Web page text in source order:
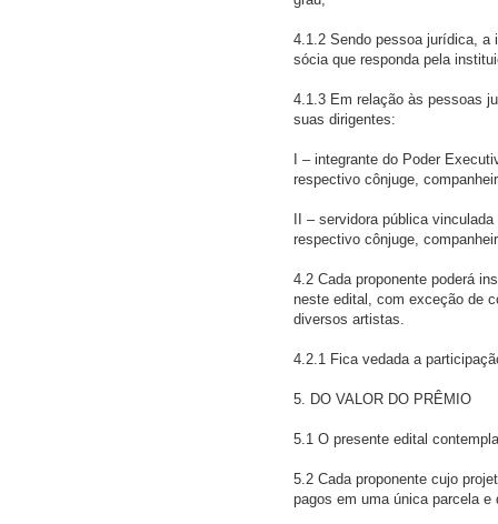
4.1.2 Sendo pessoa jurídica, a
sócia que responda pela
4.1.3 Em relação às pessoas
suas dirigentes:
I – integrante do Poder
respectivo cônjuge,
II – servidora pública
respectivo cônjuge,
4.2 Cada proponente poderá
neste edital, com exceção de
diversos artistas.
4.2.1 Fica vedada a
5. DO VALOR DO PRÊMIO
5.1 O presente edital
5.2 Cada proponente cujo
pagos em uma única parcela